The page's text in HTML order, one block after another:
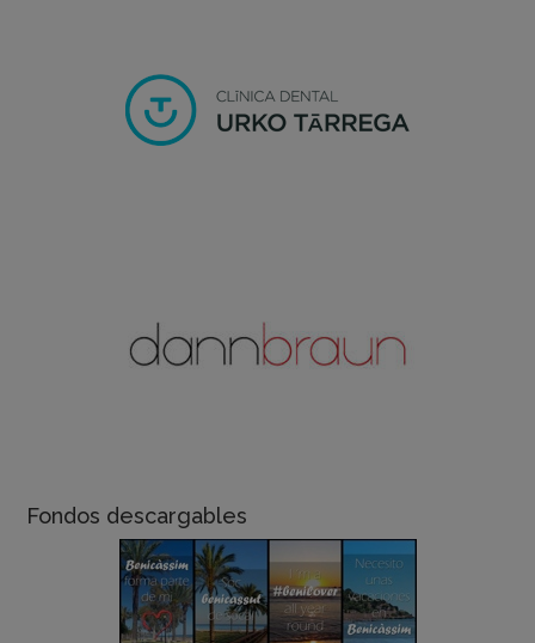
Fondos descargables